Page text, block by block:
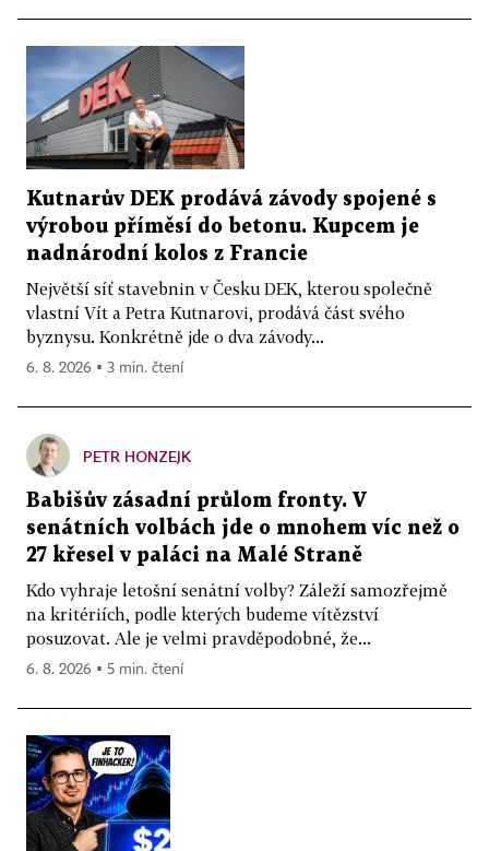
Kutnarův DEK prodává závody spojené s
výrobou příměsí do betonu. Kupcem je
nadnárodní kolos z Francie
Největší síť stavebnin v Česku DEK, kterou společně
vlastní Vít a Petra Kutnarovi, prodává část svého
byznysu. Konkrétně jde o dva závody...
6. 8. 2026 ▪ 3 min. čtení
PETR HONZEJK
Babišův zásadní průlom fronty. V
senátních volbách jde o mnohem víc než o
27 křesel v paláci na Malé Straně
Kdo vyhraje letošní senátní volby? Záleží samozřejmě
na kritériích, podle kterých budeme vítězství
posuzovat. Ale je velmi pravděpodobné, že...
6. 8. 2026 ▪ 5 min. čtení